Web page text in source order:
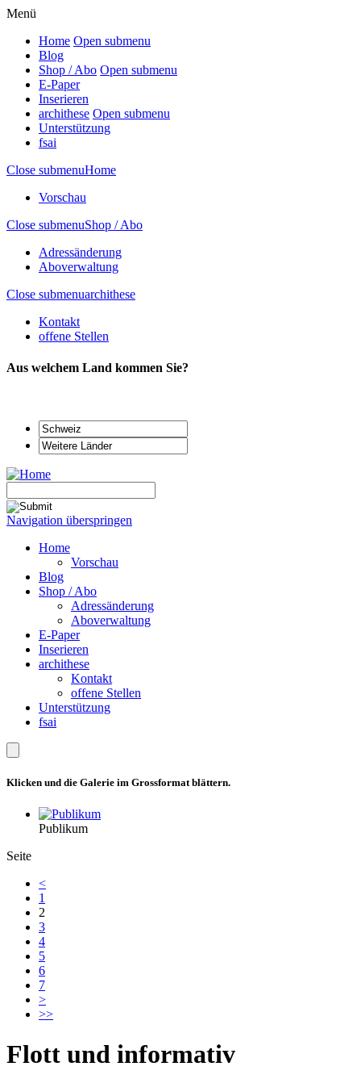
Menü
Home Open submenu
Blog
Shop / Abo Open submenu
E-Paper
Inserieren
archithese Open submenu
Unterstützung
fsai
Close submenuHome
Vorschau
Close submenuShop / Abo
Adressänderung
Aboverwaltung
Close submenuarchithese
Kontakt
offene Stellen
Aus welchem Land kommen Sie?
Navigation überspringen
Home
Vorschau
Blog
Shop / Abo
Adressänderung
Aboverwaltung
E-Paper
Inserieren
archithese
Kontakt
offene Stellen
Unterstützung
fsai
Klicken und die Galerie im Grossformat blättern.
Publikum
Seite
<
1
2
3
4
5
6
7
>
>>
Flott und informativ